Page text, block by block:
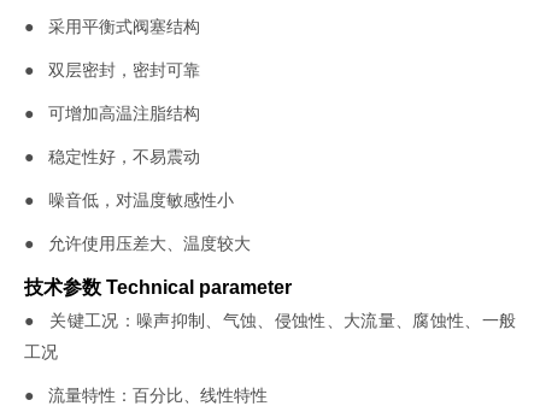
● 采用平衡式阀塞结构
● 双层密封，密封可靠
● 可增加高温注脂结构
● 稳定性好，不易震动
● 噪音低，对温度敏感性小
● 允许使用压差大、温度较大
技术参数 Technical parameter
● 关键工况：噪声抑制、气蚀、侵蚀性、大流量、腐蚀性、一般
工况
● 流量特性：百分比、线性特性